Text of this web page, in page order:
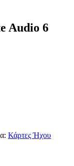
Audio 6
Κάρτες Ήχου